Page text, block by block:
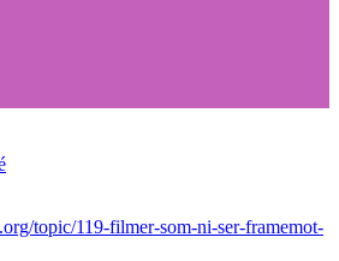
topic/119-filmer-som-ni-ser-framemot-